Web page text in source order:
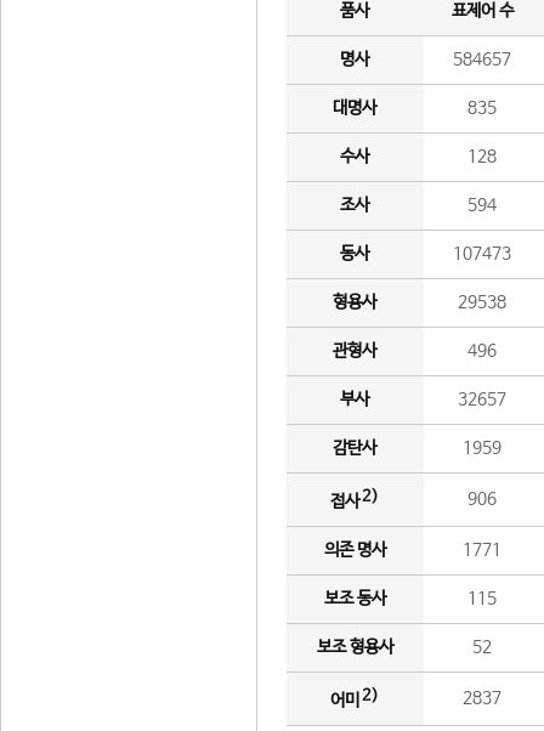
품사 표제어 수
명사 584657
대명사 835
수사 128
조사 594
동사 107473
형용사 29538
관형사 496
부사 32657
감탄사 1959
접사2) 906
의존 명사 1771
보조 동사 115
보조 형용사 52
어미 2) 2837